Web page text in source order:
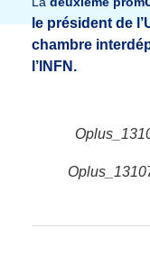
le président de
chambre
l’INFN.